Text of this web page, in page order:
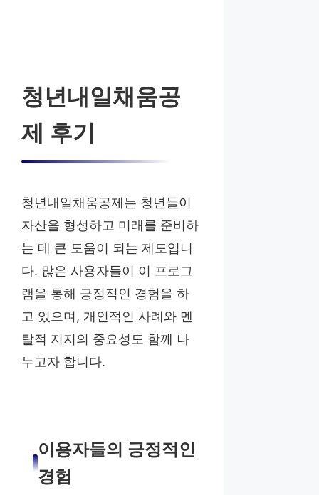
청년내일채움공
제 후기
청년내일채움공제는 청년들이
자산을 형성하고 미래를 준비하
는 데 큰 도움이 되는 제도입니
다. 많은 사용자들이 이 프로그
램을 통해 긍정적인 경험을 하
고 있으며, 개인적인 사례와 멘
탈적 지지의 중요성도 함께 나
누고자 합니다.
이용자들의 긍정적인
경험